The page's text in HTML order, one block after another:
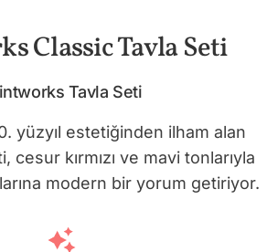
Classic Tavla Seti
Tavla Seti
yüzyıl estetiğinden ilham alan
cesur kırmızı ve mavi tonlarıyla
modern bir yorum getiriyor.